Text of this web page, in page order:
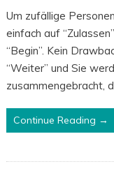
Um zufällige
einfach auf
“Begin”. Kein
“Weiter” und Sie
zusammengebracht,
Continue Reading →